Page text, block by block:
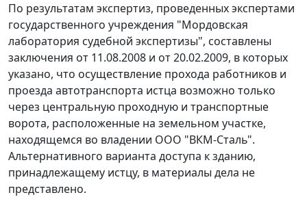
По результатам экспертиз, проведенных экспертами
государственного учреждения "Мордовская
лаборатория судебной экспертизы", составлены
заключения от 11.08.2008 и от 20.02.2009, в которых
указано, что осуществление прохода работников и
проезда автотранспорта истца возможно только
через центральную проходную и транспортные
ворота, расположенные на земельном участке,
находящемся во владении ООО "ВКМ-Сталь".
Альтернативного варианта доступа к зданию,
принадлежащему истцу, в материалы дела не
представлено.